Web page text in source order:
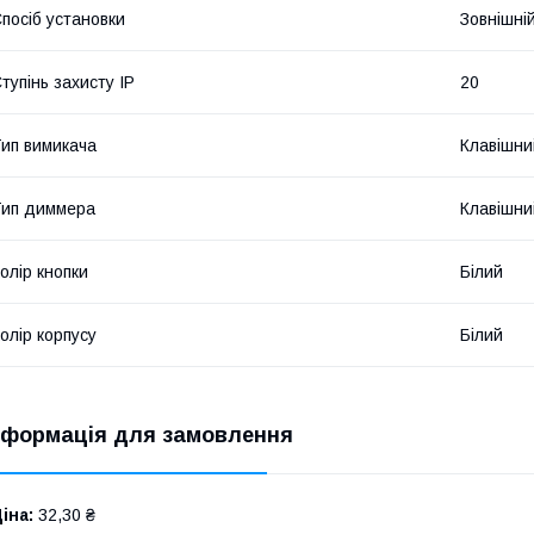
установки Зовнішній
захисту IP 20
вимикача
диммера
кнопки Білий
корпусу Білий
для замовлення
32,30 ₴